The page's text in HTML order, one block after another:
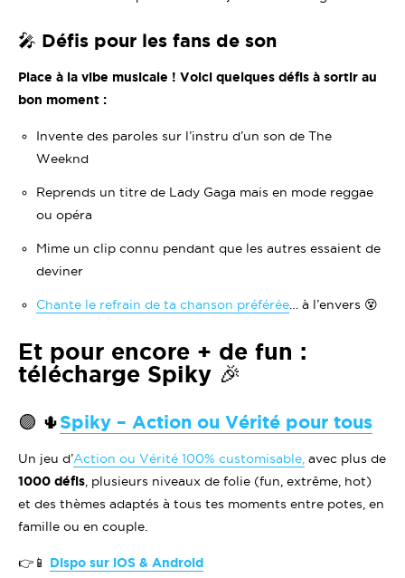
🎤 Défis pour les fans de son
Place à la vibe musicale ! Voici quelques défis à sortir au
bon moment :
Invente des paroles sur l’instru d’un son de The
Weeknd
Reprends un titre de Lady Gaga mais en mode reggae
ou opéra
Mime un clip connu pendant que les autres essaient de
deviner
Chante le refrain de ta chanson préférée … à l’envers 😵
Et pour encore + de fun :
télécharge Spiky 🎉
🟣 🌵Spiky – Action ou Vérité pour tous
Un jeu d’Action ou Vérité 100% customisable, avec plus de
1000 défis , plusieurs niveaux de folie (fun, extrême, hot)
et des thèmes adaptés à tous tes moments entre potes, en
famille ou en couple.
👉📱 Dispo sur iOS & Android